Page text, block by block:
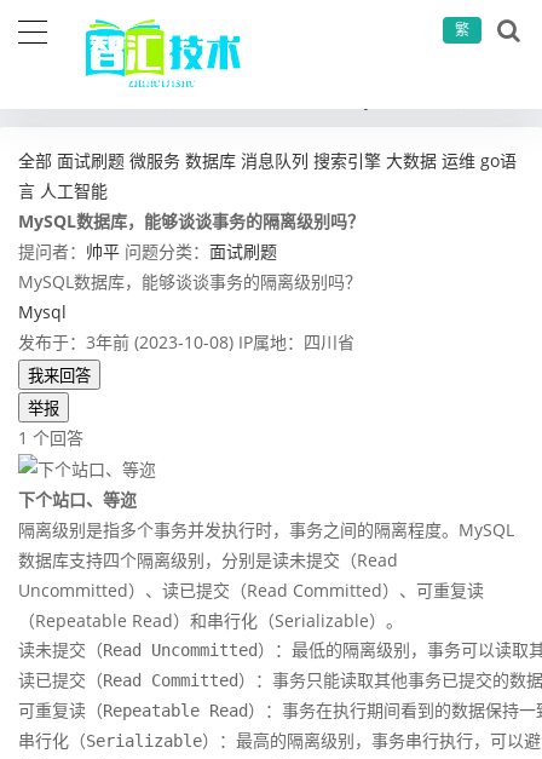
繁
全部 面试刷题 微服务 数据库 消息队列 搜索引擎 大数据 运维 go语
言 人工智能
MySQL数据库，能够谈谈事务的隔离级别吗？
提问者： 帅平 问题分类： 面试刷题
MySQL数据库，能够谈谈事务的隔离级别吗？
Mysql
发布于：3年前 (2023-10-08) IP属地：四川省
我来回答
举报
1 个回答
下个站口、等迩
隔离级别是指多个事务并发执行时，事务之间的隔离程度。MySQL
数据库支持四个隔离级别，分别是读未提交（Read
Uncommitted）、读已提交（Read Committed）、可重复读
（Repeatable Read）和串行化（Serializable）。
读未提交（Read Uncommitted）：最低的隔离级别，事务可以读取
读已提交（Read Committed）：事务只能读取其他事务已提交的数
可重复读（Repeatable Read）：事务在执行期间看到的数据保持一
串行化（Serializable）：最高的隔离级别，事务串行执行，可以避